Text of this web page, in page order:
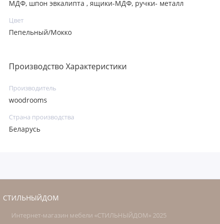
МДФ, шпон эвкалипта , ящики-МДФ, ручки- металл
Цвет
Пепельный/Мокко
Производство Характеристики
Производитель
woodrooms
Страна производства
Беларусь
СТИЛЬНЫЙДОМ
Интернет-магазин мебели «СТИЛЬНЫЙДОМ» 2025